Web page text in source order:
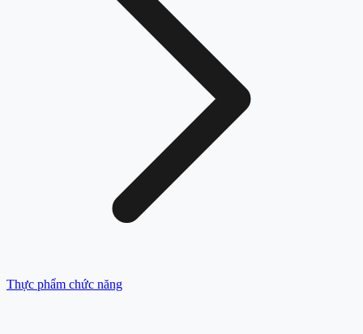
Thực phẩm chức năng